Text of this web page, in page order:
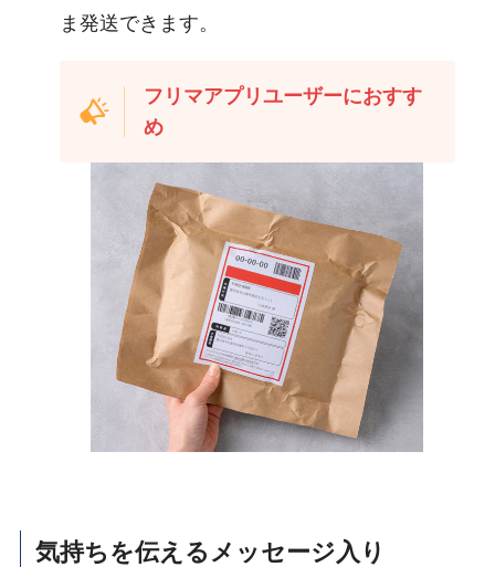
ま発送できます。
フリマアプリユーザーにおすす
め
気持ちを伝えるメ ッセージ入り